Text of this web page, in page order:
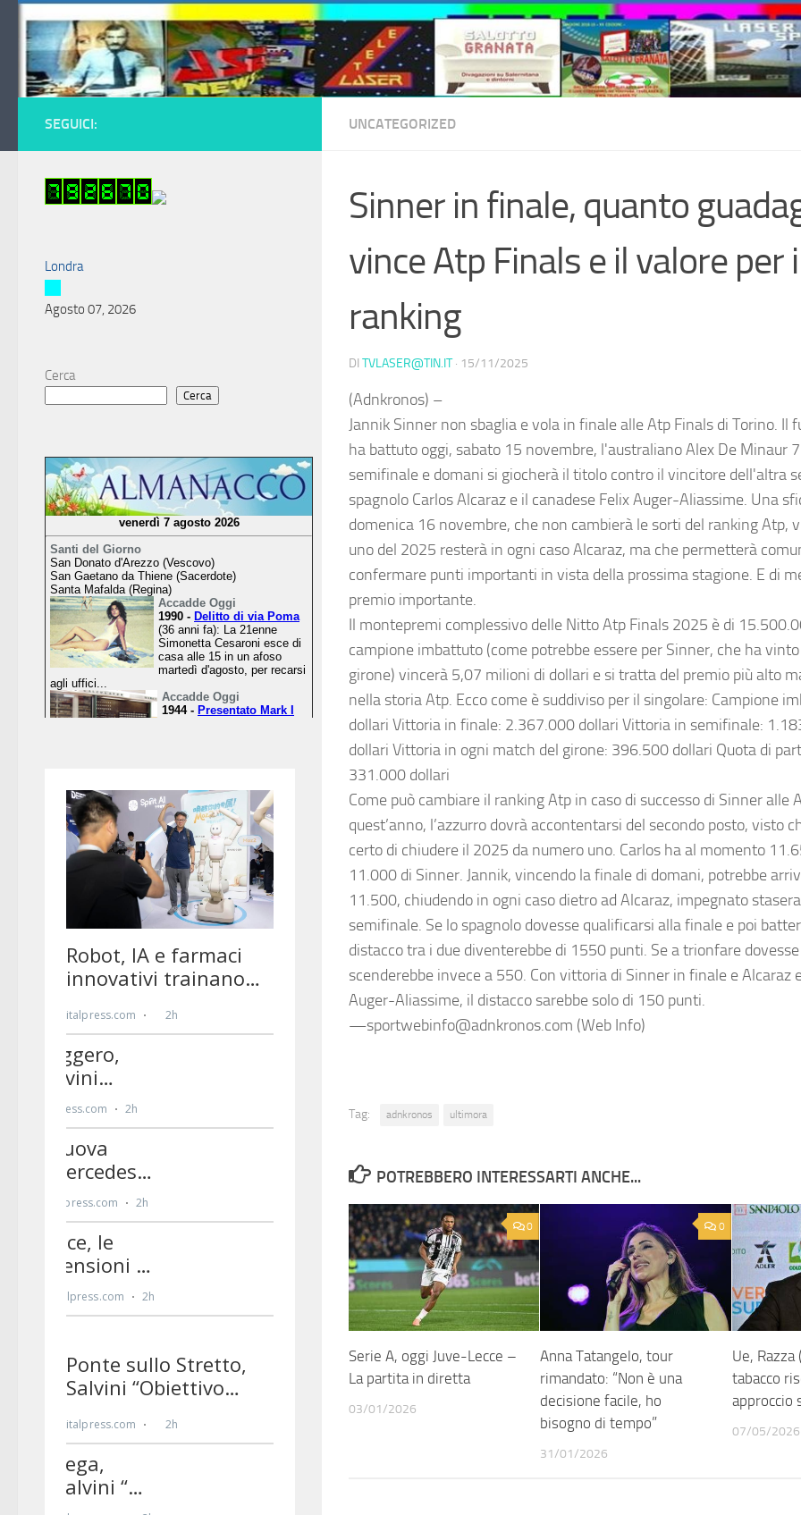
Salta al contenuto
UNCATEGORIZED
Sinner in finale, quanto
vince Atp Finals e il valore per
ranking
DI TVLASER@TIN.IT · 15/11/2025
(Adnkronos) –
Jannik Sinner non sbaglia e vola in finale alle Atp Finals di Torino. Il
ha battuto oggi, sabato 15 novembre, l'australiano Alex De Minaur
semifinale e domani si giocherà il titolo contro il vincitore dell'altra
spagnolo Carlos Alcaraz e il canadese Felix Auger-Aliassime. Una
domenica 16 novembre, che non cambierà le sorti del ranking Atp,
uno del 2025 resterà in ogni caso Alcaraz, ma che permetterà
confermare punti importanti in vista della prossima stagione. E di
premio importante.
Il montepremi complessivo delle Nitto Atp Finals 2025 è di
campione imbattuto (come potrebbe essere per Sinner, che ha
girone) vincerà 5,07 milioni di dollari e si tratta del premio più alto
nella storia Atp. Ecco come è suddiviso per il singolare: Campione
dollari Vittoria in finale: 2.367.000 dollari Vittoria in semifinale:
dollari Vittoria in ogni match del girone: 396.500 dollari Quota di
331.000 dollari
Come può cambiare il ranking Atp in caso di successo di Sinner alle
quest’anno, l’azzurro dovrà accontentarsi del secondo posto, visto
certo di chiudere il 2025 da numero uno. Carlos ha al momento
11.000 di Sinner. Jannik, vincendo la finale di domani, potrebbe
11.500, chiudendo in ogni caso dietro ad Alcaraz, impegnato
semifinale. Se lo spagnolo dovesse qualificarsi alla finale e poi
distacco tra i due diventerebbe di 1550 punti. Se a trionfare dovesse
scenderebbe invece a 550. Con vittoria di Sinner in finale e Alcaraz
Auger-Aliassime, il distacco sarebbe solo di 150 punti.
—sportwebinfo@adnkronos.com (Web Info)
Tag: adnkronos ultimora
POTREBBERO INTERESSARTI ANCHE...
0
Serie A, oggi Juve-Lecce –
La partita in diretta
03/01/2026
0
Anna Tatangelo, tour
rimandato: “Non è una
decisione facile, ho
bisogno di tempo”
31/01/2026
Ue, Razza
tabacco
approccio
07/05/2026
SEGUICI:
Londra
Agosto 07, 2026
Cerca
Cerca